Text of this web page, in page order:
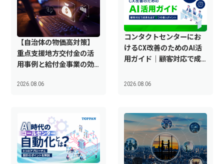
【自治体の物価高対策】
重点支援地方交付金の活
用事例と給付金事業の効
2026.08.06
コンタクトセンターにお
けるCX改善のためのAI活
用ガイド｜顧客対応で成
ト
2026.08.06